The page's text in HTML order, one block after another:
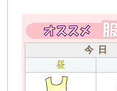
今 日
昼